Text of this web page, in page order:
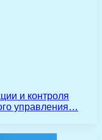
и контроля
управления…